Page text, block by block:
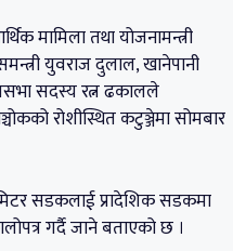
मामिला तथा योजनामन्त्री
युवराज दुलाल, खानेपानी
सदस्य रत्न ढकालले
रोशीस्थित कटुञ्जेमा सोमबार
सडकलाई प्रादेशिक सडकमा
गर्दै जाने बताएको छ ।